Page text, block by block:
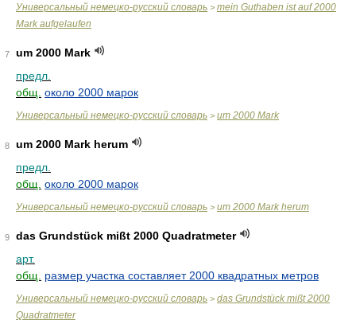
Универсальный немецко-русский словарь > mein Guthaben ist auf 2000
Mark aufgelaufen
7
um 2000 Mark
предл.
общ. около 2000 марок
Универсальный немецко-русский словарь > um 2000 Mark
8
um 2000 Mark herum
предл.
общ. около 2000 марок
Универсальный немецко-русский словарь > um 2000 Mark herum
9
das Grundstück mißt 2000 Quadratmeter
арт.
общ.
размер участка составляет 2000 квадратных метров
Универсальный немецко-русский словарь > das Grundstück mißt 2000
Quadratmeter